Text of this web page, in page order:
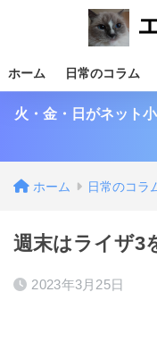
ホーム 日常のコラム
火・金・日がネット
ホーム 日常のコラ
週末はライザ3
2023年3月25日